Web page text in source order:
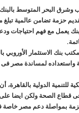
البحر المتوسط بالبنك
حزمة تضامن عالمية تبلغ
يعمل مع فهم احتياجات
بنك الاستثمار الأوروبي
واستعداده لمساندة مصر
الدولية بالقاهرة،
من 40 عاما ليس فقط فى قطاع الصحة
متلزمة بمواصلة دعم مصر